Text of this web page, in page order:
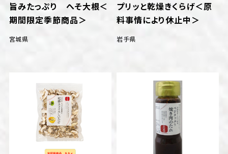
旨みたっぷり へそ大根＜
期間限定季節商品＞
宮城県
プリッと乾燥きくらげ＜原
料事情により休止中＞
岩手県